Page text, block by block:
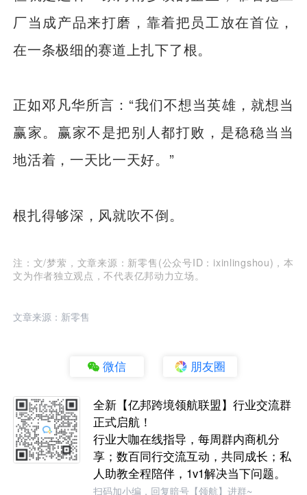
厂当成产品来打磨，靠着把员工放在首位，
在一条极细的赛道上扎下了根。
正如邓凡华所言：“我们不想当英雄，就想当
赢家。赢家不是把别人都打败，是稳稳当当
地活着，一天比一天好。”
根扎得够深，风就吹不倒。
注：文/梦萦，文章来源：新零售(公众号ID：ixinlingshou)，本
文为作者独立观点，不代表亿邦动力立场。
文章来源：新零售
微信 朋友圈
全新【亿邦跨境领航联盟】行业交流群
正式启航！
行业大咖在线指导，每周群内商机分
享；数百同行交流互动，共同成长；私
人助教全程陪伴，1v1解决当下问题。
扫码加小编，回复暗号【领航】进群~